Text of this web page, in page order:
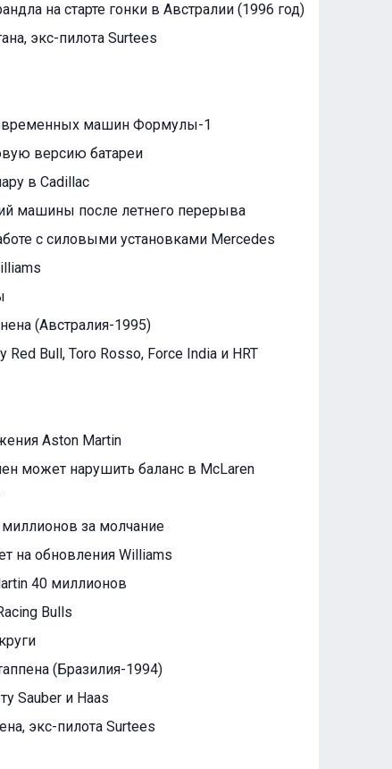
на старте гонки в Австралии (1996 год)
экс-пилота Surtees
машин Формулы-1
версию батареи
в Cadillac
машины после летнего перерыва
с силовыми установками Mercedes
(Австралия-1995)
Bull, Toro Rosso, Force India и HRT
Aston Martin
может нарушить баланс в McLaren
за молчание
на обновления Williams
40 миллионов
Bulls
(Бразилия-1994)
Sauber и Haas
экс-пилота Surtees